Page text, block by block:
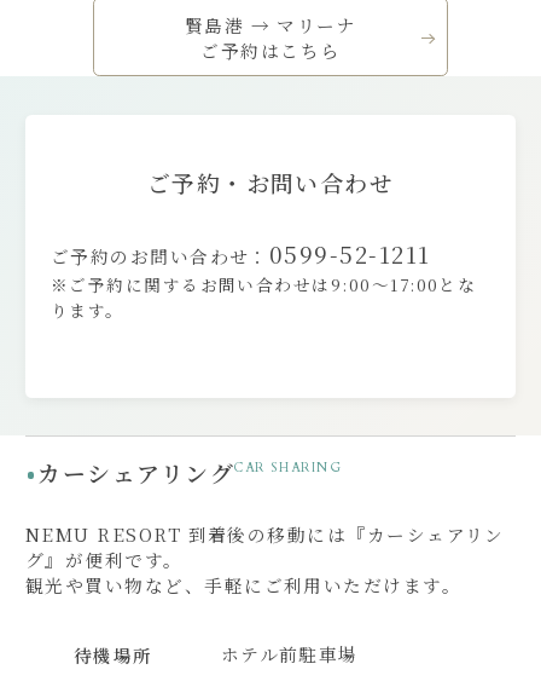
賢島港 → マリーナ
ご予約はこちら
ご予約・お問い合わせ
ご予約のお問い合わせ： 0599-52-1211
※ご予約に関するお問い合わせは9:00～17:00とな
ります。
カーシェアリングCAR SHARING
NEMU RESORT 到着後の移動には『カーシェアリン
グ』が便利です。
観光や買い物など、手軽にご利用いただけます。
待機場所 ホテル前駐車場